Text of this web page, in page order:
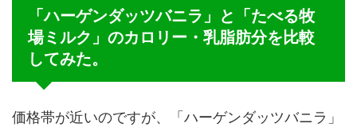
「ハーゲンダッツバニラ」と「たべる牧
場ミルク」のカロリー・乳脂肪分を比較
してみた。
価格帯が近いのですが、「ハーゲンダッツバニラ」